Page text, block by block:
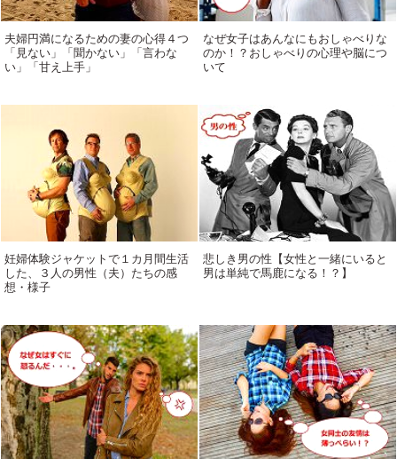
夫婦円満になるための妻の心得４つ
「見ない」「聞かない」「言わな
い」「甘え上手」
なぜ女子はあんなにもおしゃべりな
のか！？おしゃべりの心理や脳につ
いて
妊婦体験ジャケットで１カ月間生活
した、３人の男性（夫）たちの感
想・様子
悲しき男の性【女性と一緒にいると
男は単純で馬鹿になる！？】